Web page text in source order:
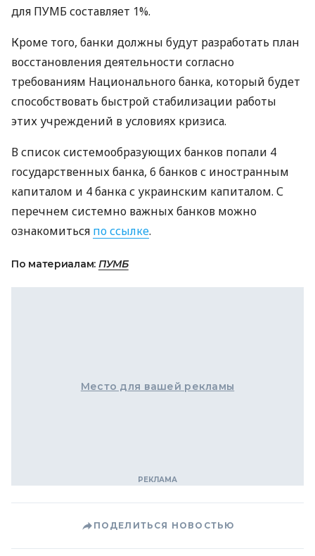
для ПУМБсоставляет 1%.
Кроме того, банки должны будут разработать план
восстановления деятельности согласно
требованиям Национального банка, который будет
способствовать быстрой стабилизации работы
этих учреждений в условиях кризиса.
В список системообразующих банков попали 4
государственных банка, 6 банков с иностранным
капиталом и 4 банка с украинским капиталом. С
перечнем системно важных банков можно
ознакомиться по ссылке.
По материалам: ПУМБ
Место для вашей рекламы
ПОДЕЛИТЬСЯ НОВОСТЬЮ